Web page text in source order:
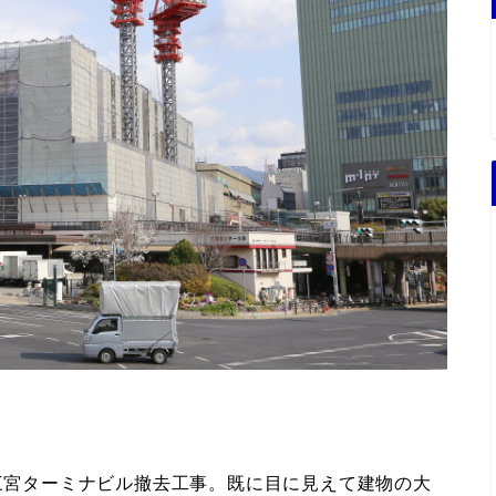
ターミナビル撤去工事。既に目に見えて建物の大